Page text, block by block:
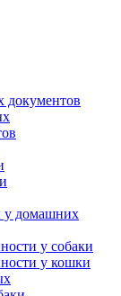
документов
у домашних
у собаки
у кошки